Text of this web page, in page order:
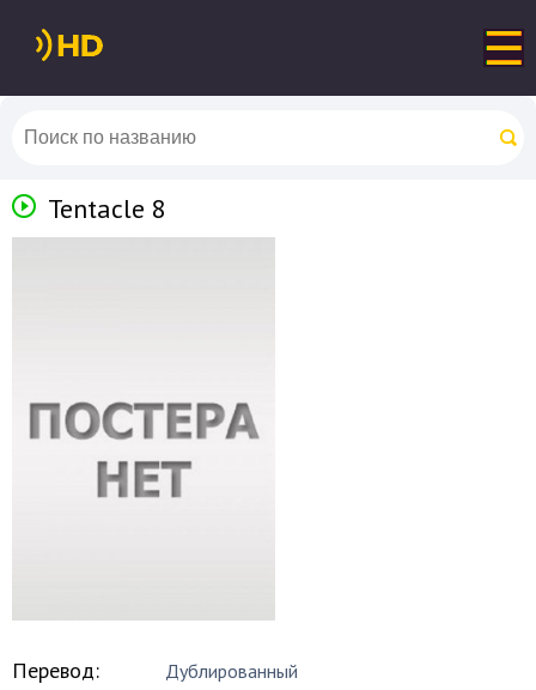
Tentacle 8
Перевод: Дублированный